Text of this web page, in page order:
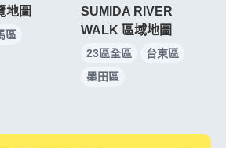
地圖
區
SUMIDA RIVER
WALK 區域地圖
23區全區
台東區
墨田區